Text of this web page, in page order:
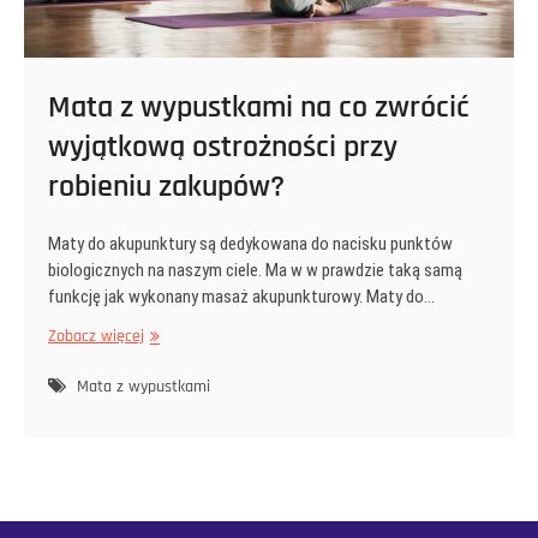
Mata z wypustkami na co zwrócić
wyjątkową ostrożności przy
robieniu zakupów?
Maty do akupunktury są dedykowana do nacisku punktów
biologicznych na naszym ciele. Ma w w prawdzie taką samą
funkcję jak wykonany masaż akupunkturowy. Maty do…
Zobacz więcej Mata
wypustkami
Mata z wypustkami